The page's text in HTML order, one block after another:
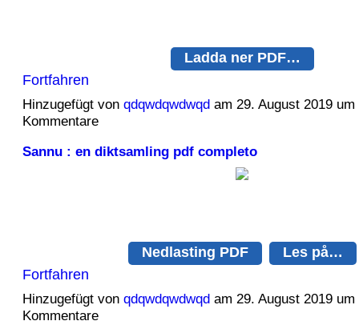
Ladda ner PDF…
Fortfahren
Hinzugefügt von qdqwdqwdwqdam 29. August 2019
Kommentare
Sannu : en diktsamling pdf completo
Nedlasting PDF
Les på…
Fortfahren
Hinzugefügt von qdqwdqwdwqd am 29. August 2019
Kommentare